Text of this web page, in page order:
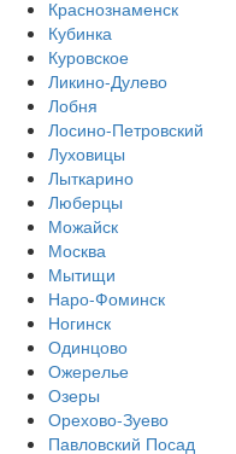
Краснознаменск
Кубинка
Куровское
Ликино-Дулево
Лобня
Лосино-Петровский
Луховицы
Лыткарино
Люберцы
Можайск
Москва
Мытищи
Наро-Фоминск
Ногинск
Одинцово
Ожерелье
Озеры
Орехово-Зуево
Павловский Посад